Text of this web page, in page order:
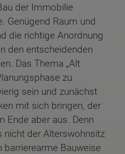
der Immobilie
Genügend Raum und
die richtige Anordnung
den entscheidenden
Das Thema „Alt
zu
sein und zunächst
mit sich bringen, der
Ende aber aus. Denn
nicht der Alterswohnsitz
Bauweise